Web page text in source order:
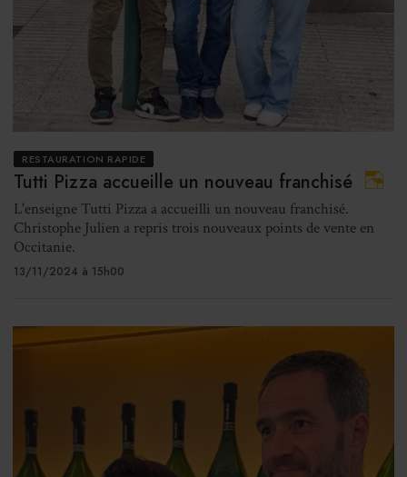
RESTAURATION RAPIDE
Tutti Pizza accueille un nouveau franchisé
L'enseigne Tutti Pizza a accueilli un nouveau franchisé.
Christophe Julien a repris trois nouveaux points de vente en
Occitanie.
13/11/2024 à 15h00